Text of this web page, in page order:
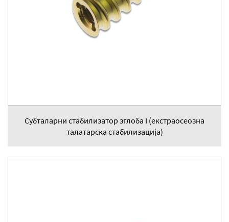
Субталарни стабилизатор зглоба I (екстраосеозна
талатарска стабилизација)